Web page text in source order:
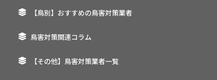
【鳥別】おすすめの鳥害対策業者
鳥害対策関連コラム
【その他】鳥害対策業者一覧